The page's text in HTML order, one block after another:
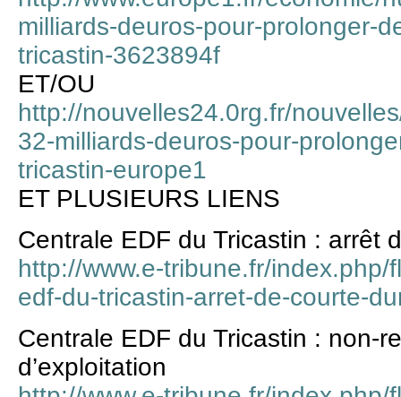
milliards-deuros-pour-prolonger-
tricastin-3623894f
ET/OU
http://nouvelles24.0rg.fr/
32-milliards-deuros-pour-
tricastin-europe1
ET PLUSIEURS LIENS
Centrale EDF du Tricastin : arrêt
http://www.e-tribune.fr/
edf-du-tricastin-arret-de-courte-
Centrale EDF du Tricastin : non-
d’exploitation